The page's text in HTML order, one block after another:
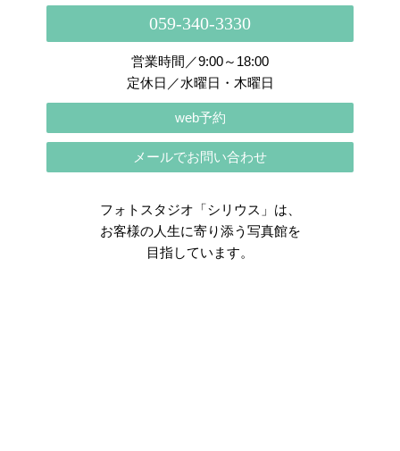
059-340-3330
営業時間／9:00～18:00
定休日／水曜日・木曜日
web予約
メールでお問い合わせ
フォトスタジオ「シリウス」は、
お客様の人生に寄り添う写真館を
目指しています。